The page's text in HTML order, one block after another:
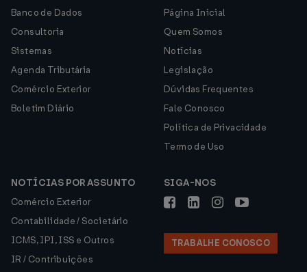
Banco de Dados
Consultoria
Sistemas
Agenda Tributária
Comércio Exterior
Boletim Diário
Página Inicial
Quem Somos
Notícias
Legislação
Dúvidas Frequentes
Fale Conosco
Política de Privacidade
Termo de Uso
NOTÍCIAS POR ASSUNTO
Comércio Exterior
Contabilidade / Societário
ICMS, IPI, ISS e Outros
IR / Contribuições
SIGA-NOS
TRABALHE CONOSCO